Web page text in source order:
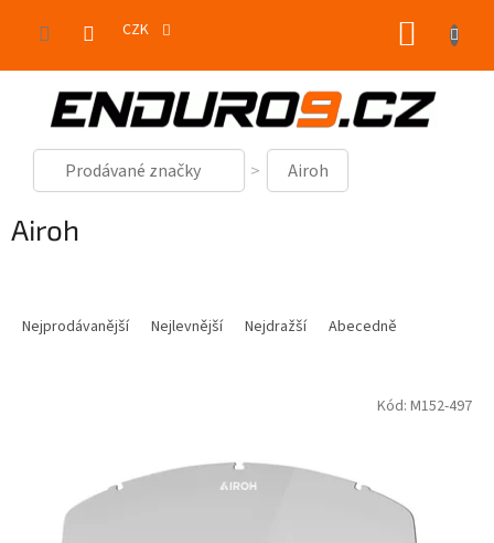
CZK
Prodávané značky Airoh
Airoh
Nejprodávanější Nejlevnější Nejdražší Abecedně
Kód: M152-497